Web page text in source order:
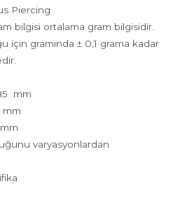
Piercing
bilgisi ortalama gram bilgisidir.
için gramında ± 0,1 grama kadar
mm
mm
varyasyonlardan